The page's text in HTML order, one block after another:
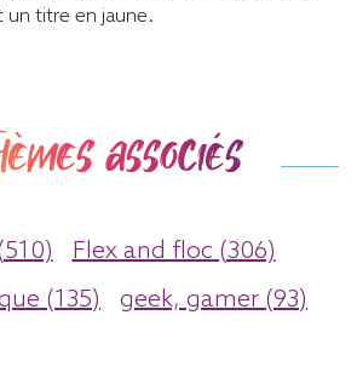
un titre en jaune.
associés
Flex and floc (306)
(135)
geek, gamer (93)